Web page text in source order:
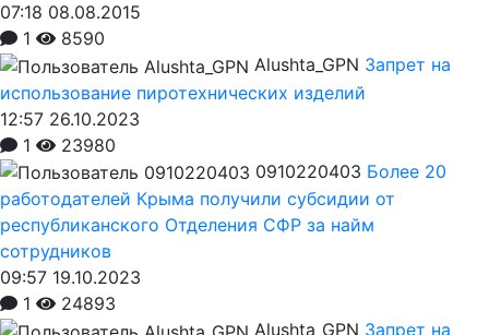
07:18 08.08.2015
1
8590
Alushta_GPN Запрет на
использование пиротехнических изделий
12:57 26.10.2023
1
23980
0910220403 Более 20
работодателей Крыма получили субсидии от
республиканского Отделения СФР за найм
сотрудников
09:57 19.10.2023
1
24893
Alushta_GPN Запрет на